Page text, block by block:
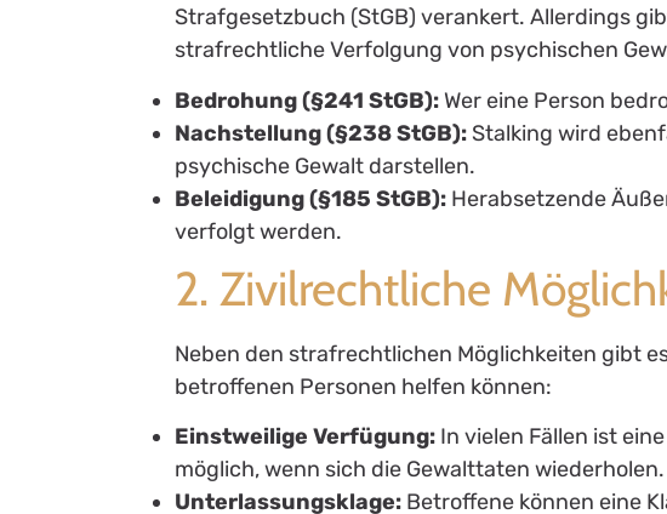
Strafgesetzbuch (StGB) verankert. Allerdings
strafrechtliche Verfolgung von psychischen
Bedrohung (§241 StGB): Wer eine Person
Nachstellung (§238 StGB): Stalking wird
psychische Gewalt darstellen.
Beleidigung (§185 StGB): Herabsetzende
verfolgt werden.
2. Zivilrechtliche
Neben den strafrechtlichen Möglichkeiten gibt
betroffenen Personen helfen können:
Einstweilige Verfügung: In vielen Fällen ist
möglich, wenn sich die Gewalttaten wiederholen.
Unterlassungsklage: Betroffene können eine